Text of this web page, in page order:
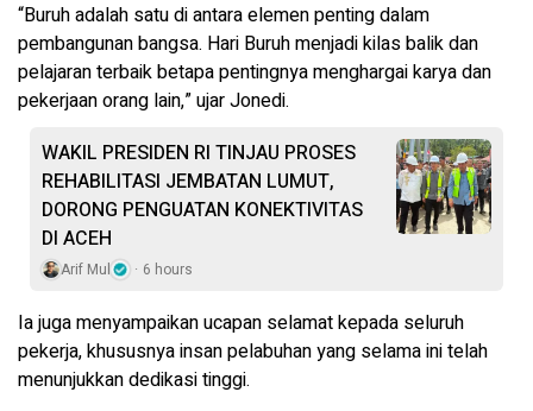
“Buruh adalah satu di antara elemen penting dalam
pembangunan bangsa. Hari Buruh menjadi kilas balik dan
pelajaran terbaik betapa pentingnya menghargai karya dan
pekerjaan orang lain,” ujar Jonedi.
WAKIL PRESIDEN RI TINJAU PROSES
REHABILITASI JEMBATAN LUMUT,
DORONG PENGUATAN KONEKTIVITAS
DI ACEH
Arif Mul 6 hours
Ia juga menyampaikan ucapan selamat kepada seluruh
pekerja, khususnya insan pelabuhan yang selama ini telah
menunjukkan dedikasi tinggi.